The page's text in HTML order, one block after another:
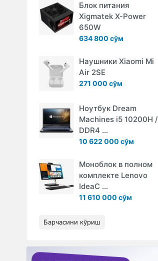
Блок питания
Xigmatek X-Power
650W
634 800 сўм
Наушники Xiaomi Mi
Air 2SE
271 000 сўм
Ноутбук Dream
Machines i5 10200H /
DDR4 ...
10 622 000 сўм
Моноблок в полном
комплекте Lenovo
IdeaC ...
11 610 000 сўм
Барчасини кўриш